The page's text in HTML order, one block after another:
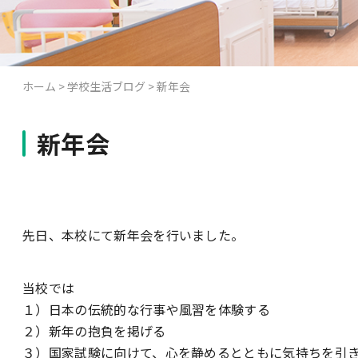
ホーム >学校生活ブログ >新年会
新年会
先日、本校にて新年会を行いました。
当校では
１）日本の伝統的な行事や風習を体験する
２）新年の抱負を掲げる
３）国家試験に向けて、心を静めるとともに気持ちを